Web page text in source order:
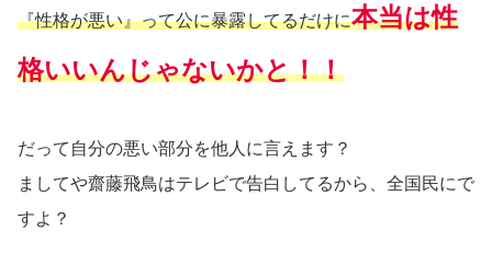
『性格が悪い』って公に暴露してるだけに本当は性
格いいんじゃないかと！！
だって自分の悪い部分を他人に言えます？
ましてや齋藤飛鳥はテレビで告白してるから、全国民にで
すよ？